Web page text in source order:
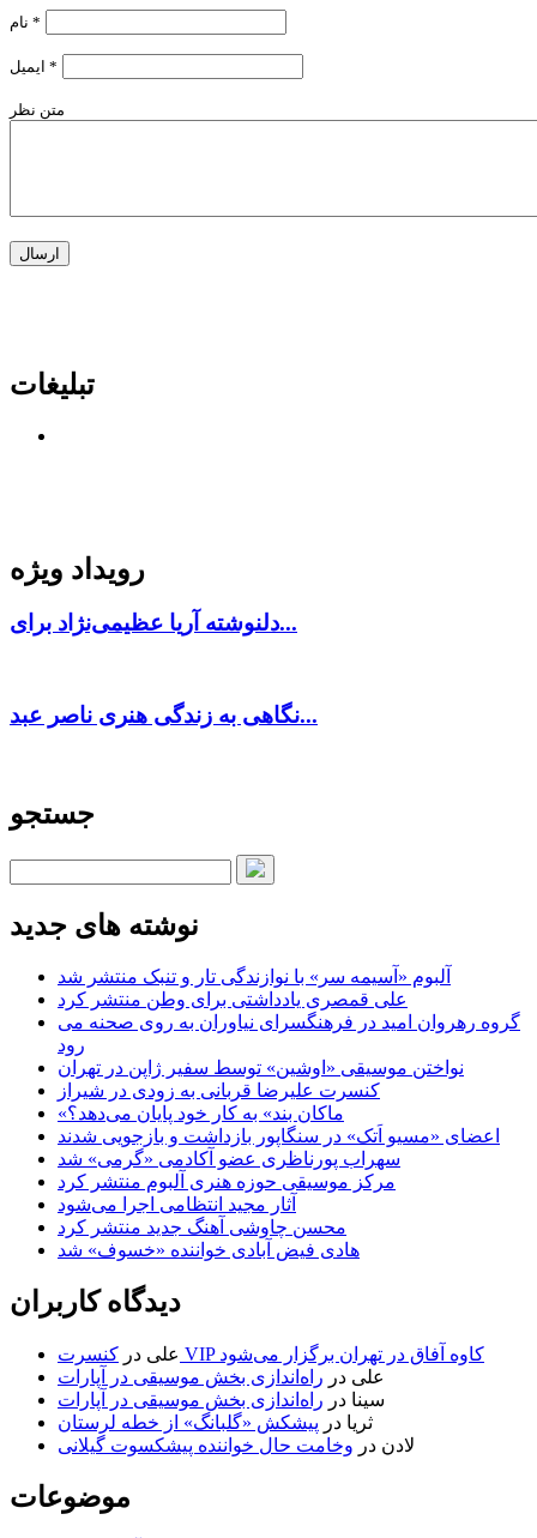
*
*
متن نظر
تبلیغات
رویداد ویژه
دلنوشته آریا عظیمی‌نژاد برای...
نگاهی به زندگی هنری ناصر عبد...
جستجو
نوشته های جدید
آلبوم «آسیمه سر» با نوازندگی تار و تنبک منتشر شد
علی قمصری یادداشتی برای وطن منتشر کرد
گروه رهروان امید در فرهنگسرای نیاوران به روی صحنه می
رود
نواختن موسیقی «اوشین» توسط سفیر ژاپن در تهران
کنسرت علیرضا قربانی به زودی در شیراز
«ماکان بند» به کار خود پایان می‌دهد؟
اعضای «مسیو اَتک» در سنگاپور بازداشت و بازجویی شدند
سهراب پورناظری عضو آکادمی «گرمی» شد
مرکز موسیقی حوزه هنری آلبوم منتشر کرد
آثار مجید انتظامی اجرا می‌شود
محسن چاوشی آهنگ جدید منتشر کرد
هادی فیض آبادی خواننده «خسوف» شد
دیدگاه کاربران
علی در
کنسرت VIP کاوه آفاق در تهران برگزار می‌شود
علی در راه‌اندازی بخش موسیقی در آپارات
سینا در راه‌اندازی بخش موسیقی در آپارات
ثریا در پیشکش «گلبانگ» از خطه لرستان
لادن در وخامت حال خواننده پیشکسوت گیلانی
موضوعات